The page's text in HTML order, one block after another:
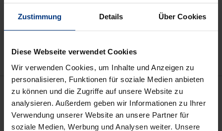
Zustimmung Details Über Cookies
Diese Webseite verwendet Cookies
Wir verwenden Cookies, um Inhalte und Anzeigen zu
personalisieren, Funktionen für soziale Medien anbieten
zu können und die Zugriffe auf unsere Website zu
analysieren. Außerdem geben wir Informationen zu Ihrer
Verwendung unserer Website an unsere Partner für
soziale Medien, Werbung und Analysen weiter. Unsere
Description
Die Editionsreihe Kabinettstücke. Sammlung